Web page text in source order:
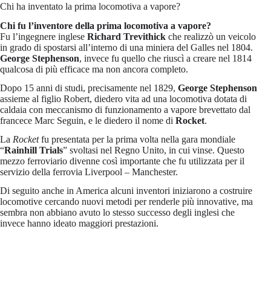
Chi ha inventato la prima locomotiva a vapore?
Chi fu l’inventore della prima locomotiva a vapore?
Fu l’ingegnere inglese Richard Trevithick che realizzò un veicolo
in grado di spostarsi all’interno di una miniera del Galles nel 1804.
George Stephenson, invece fu quello che riuscì a creare nel 1814
qualcosa di più efficace ma non ancora completo.
Dopo 15 anni di studi, precisamente nel 1829, George Stephenson
assieme al figlio Robert, diedero vita ad una locomotiva dotata di
caldaia con meccanismo di funzionamento a vapore brevettato dal
francece Marc Seguin, e le diedero il nome di Rocket.
La Rocketfu presentata per la prima volta nella gara mondiale
“Rainhill Trials” svoltasi nel Regno Unito, in cui vinse. Questo
mezzo ferroviario divenne così importante che fu utilizzata per il
servizio della ferrovia Liverpool – Manchester.
Di seguito anche in America alcuni inventori iniziarono a costruire
locomotive cercando nuovi metodi per renderle più innovative, ma
sembra non abbiano avuto lo stesso successo degli inglesi che
invece hanno ideato maggiori prestazioni.